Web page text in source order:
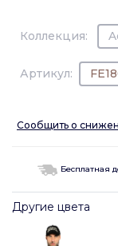
Коллекция:
Артикул:
Сообщить о
Бесплатная
Другие цвета